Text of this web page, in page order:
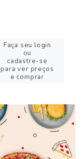
Faça seu login
ou
cadastre-se
para ver preços
e comprar